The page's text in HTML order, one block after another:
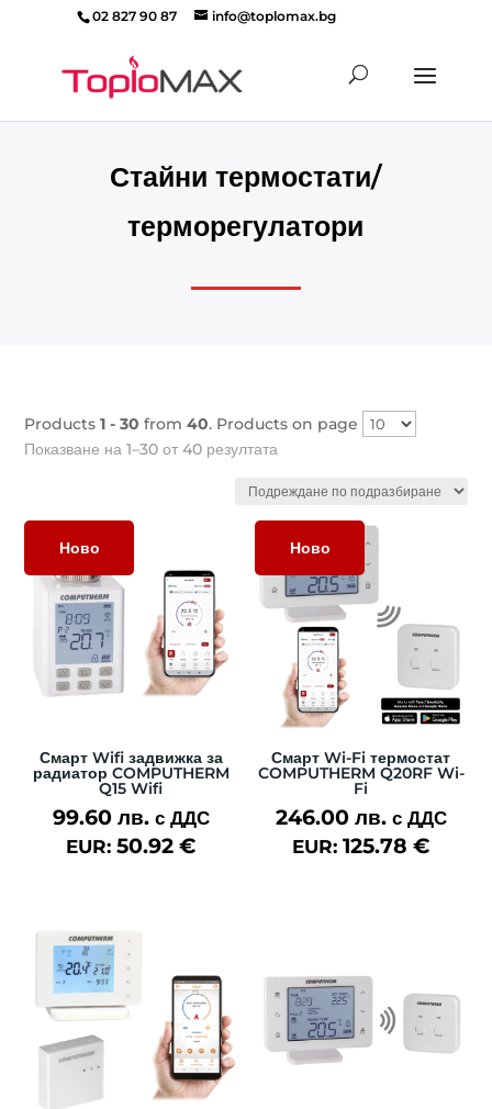
02 827 90 87 info@toplomax.bg
search
Стайни термостати/
терморегулатори
Products1 - 30 from40. Products on page
Показване на 1–30 от 40 резултата
Ново
Смарт Wifi задвижка за
радиатор COMPUTHERM
Q15 Wifi
99.60 лв. с ДДС
EUR:50.92€
Ново
Смарт Wi-Fi термостат
COMPUTHERM Q20RF Wi-
Fi
246.00 лв. с ДДС
EUR:125.78€